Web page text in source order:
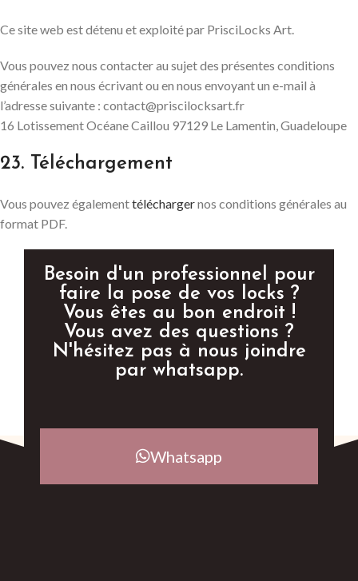
Ce site web est détenu et exploité par PrisciLocks Art.
Vous pouvez nous contacter au sujet des présentes conditions
générales en nous écrivant ou en nous envoyant un e-mail à
l’adresse suivante : contact@priscilocksart.fr
16 Lotissement Océane Caillou 97129 Le Lamentin, Guadeloupe
23. Téléchargement
Vous pouvez égalementtéléchargernos conditions générales au
format PDF.
Besoin d'un professionnel pour
faire la pose de vos locks ?
Vous êtes au bon endroit !
Vous avez des questions ?
N'hésitez pas à nous joindre
par whatsapp.
Whatsapp